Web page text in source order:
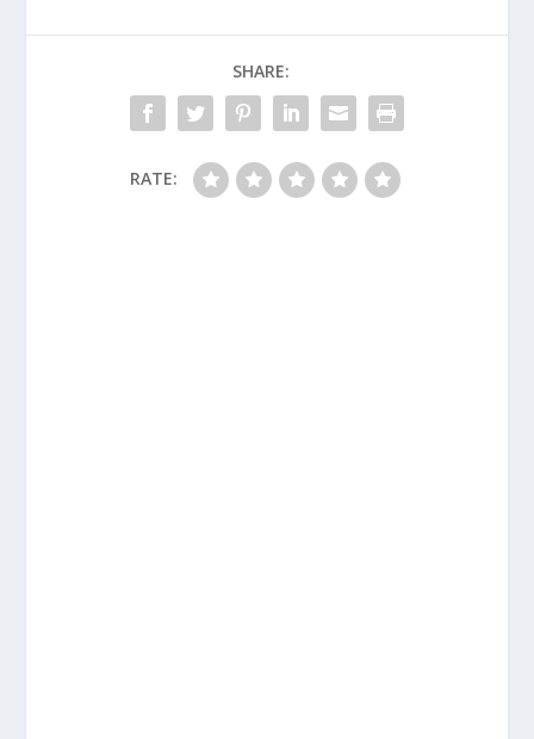
SHARE:
RATE: